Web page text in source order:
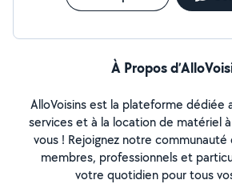
À Propos
AlloVoisins est la plateforme dédiée
services et à la location de matériel
vous ! Rejoignez notre communauté
membres, professionnels et
votre quotidien pour tous